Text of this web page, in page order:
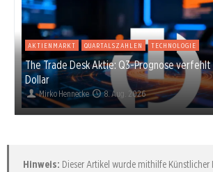
AKTIENMARKT QUARTALSZAHLEN TECHNOLOGIE
The Trade Desk Aktie: Q3-Prognose
Dollar
Mirko Hennecke 8. Aug. 2026
Hinweis: Dieser Artikel wurde mithilfe